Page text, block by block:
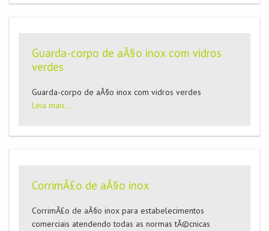
Guarda-corpo de aÃ§o inox com vidros
verdes
Guarda-corpo de aÃ§o inox com vidros verdes
Leia mais...
CorrimÃ£o de aÃ§o inox
CorrimÃ£o de aÃ§o inox para estabelecimentos
comerciais atendendo todas as normas tÃ©cnicas